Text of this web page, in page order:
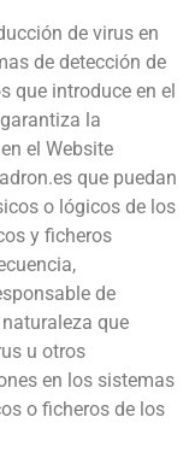
de virus en
de detección de
que introduce en el
la
el Website
que puedan
o lógicos de los
y ficheros
de
que
u otros
en los sistemas
o ficheros de los